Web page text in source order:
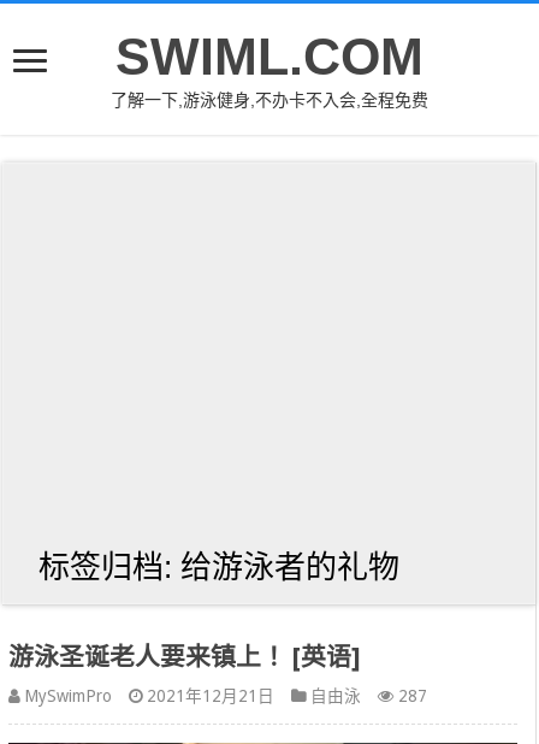
SWIML.COM
了解一下,游泳健身,不办卡不入会,全程免费
标签归档: 给游泳者的礼物
游泳圣诞老人要来镇上！ [英语]
MySwimPro 2021年12月21日 自由泳 287